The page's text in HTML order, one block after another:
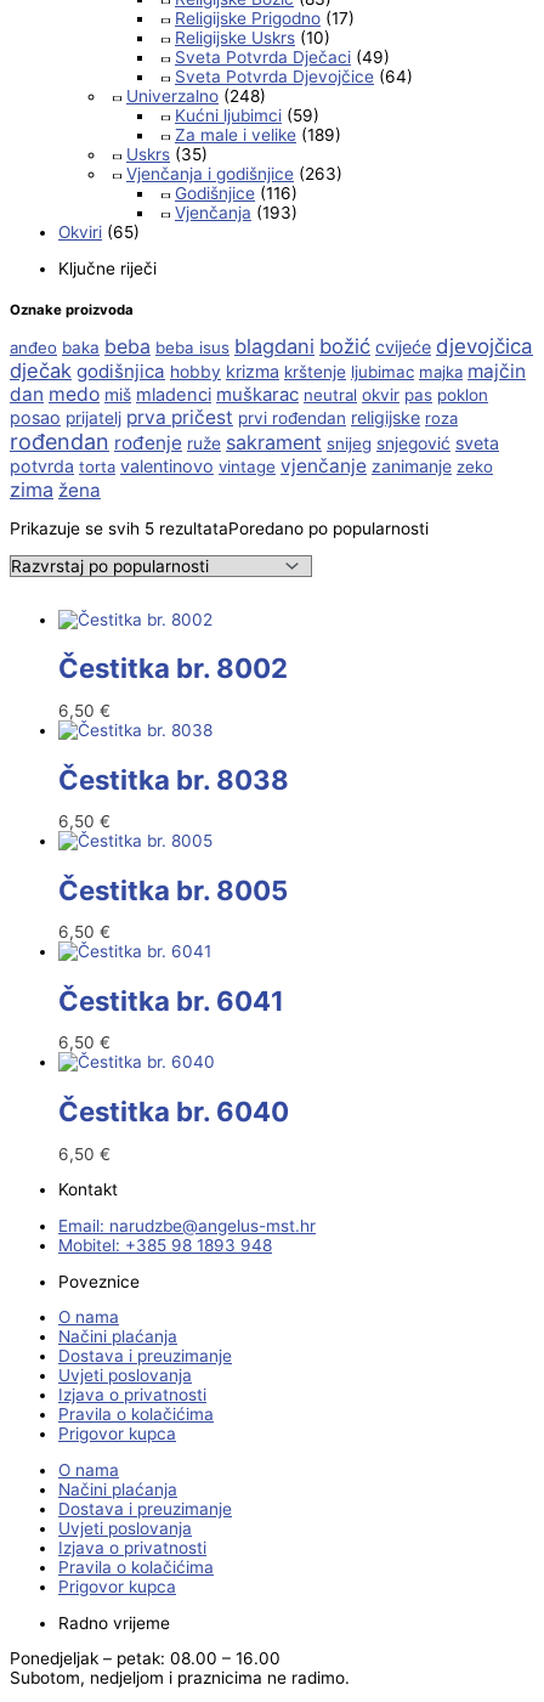
Religijske Prigodno (17)
Religijske Uskrs (10)
Sveta Potvrda Dječaci (49)
Sveta Potvrda Djevojčice (64)
Univerzalno (248)
Kućni ljubimci (59)
Za male i velike (189)
Uskrs (35)
Vjenčanja i godišnjice (263)
Godišnjice (116)
Vjenčanja (193)
Okviri (65)
Ključne riječi
Oznake proizvoda
anđeo baka beba beba isus blagdani božić cvijeće djevojčica
dječak godišnjica hobby krizma krštenje ljubimac majka majčin
dan medo miš mladenci muškarac neutral okvir pas poklon
posao prijatelj prva pričest prvi rođendan religijske roza
rođendan rođenje ruže sakrament snijeg snjegović sveta
potvrda torta valentinovo vintage vjenčanje zanimanje zeko
zima žena
Prikazuje se svih 5 rezultataPoredano po popularnosti
Čestitka br. 8002
6,50 €
Čestitka br. 8038
6,50 €
Čestitka br. 8005
6,50 €
Čestitka br. 6041
6,50 €
Čestitka br. 6040
6,50 €
Kontakt
Email:
rh.tsm-sulegna
@ebzduran
Mobitel: +385 98 1893 948
Poveznice
O nama
Načini plaćanja
Dostava i preuzimanje
Uvjeti poslovanja
Izjava o privatnosti
Pravila o kolačićima
Prigovor kupca
O nama
Načini plaćanja
Dostava i preuzimanje
Uvjeti poslovanja
Izjava o privatnosti
Pravila o kolačićima
Prigovor kupca
Radno vrijeme
Ponedjeljak – petak: 08.00 – 16.00
Subotom, nedjeljom i praznicima ne radimo.